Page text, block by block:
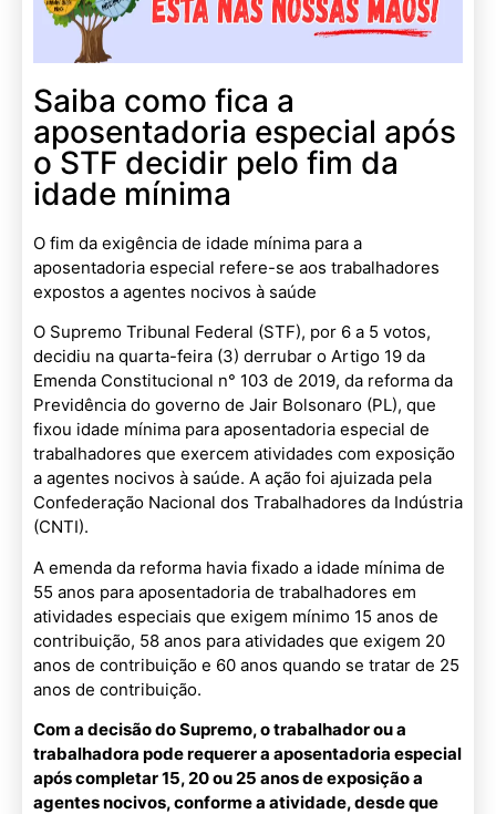
Saiba como fica a
aposentadoria especial após
o STF decidir pelo fim da
idade mínima
O fim da exigência de idade mínima para a
aposentadoria especial refere-se aos trabalhadores
expostos a agentes nocivos à saúde
O Supremo Tribunal Federal (STF), por 6 a 5 votos,
decidiu na quarta-feira (3) derrubar o Artigo 19 da
Emenda Constitucional n° 103 de 2019, da reforma da
Previdência do governo de Jair Bolsonaro (PL), que
fixou idade mínima para aposentadoria especial de
trabalhadores que exercem atividades com exposição
a agentes nocivos à saúde. A ação foi ajuizada pela
Confederação Nacional dos Trabalhadores da Indústria
(CNTI).
A emenda da reforma havia fixado a idade mínima de
55 anos para aposentadoria de trabalhadores em
atividades especiais que exigem mínimo 15 anos de
contribuição, 58 anos para atividades que exigem 20
anos de contribuição e 60 anos quando se tratar de 25
anos de contribuição.
Com a decisão do Supremo, o trabalhador ou a
trabalhadora pode requerer a aposentadoria especial
após completar 15, 20 ou 25 anos de exposição a
agentes nocivos, conforme a atividade, desde que